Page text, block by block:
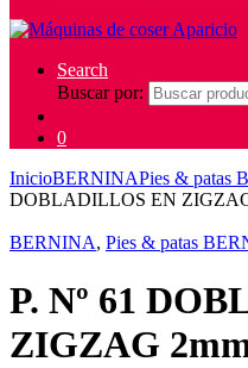
Search
Buscar por:
0
InicioBERNINAPies & patas
DOBLADILLOS EN
BERNINA, Pies & patas
P. Nº 61
ZIGZAG